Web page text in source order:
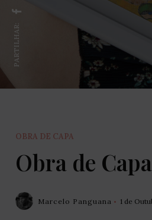
PARTILHAR:
OBRA DE CAPA
Obra de Capa
Marcelo Panguana 1 de